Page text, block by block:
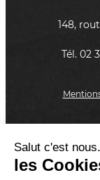
Salut c'est
les
148,
Tél. 02
On